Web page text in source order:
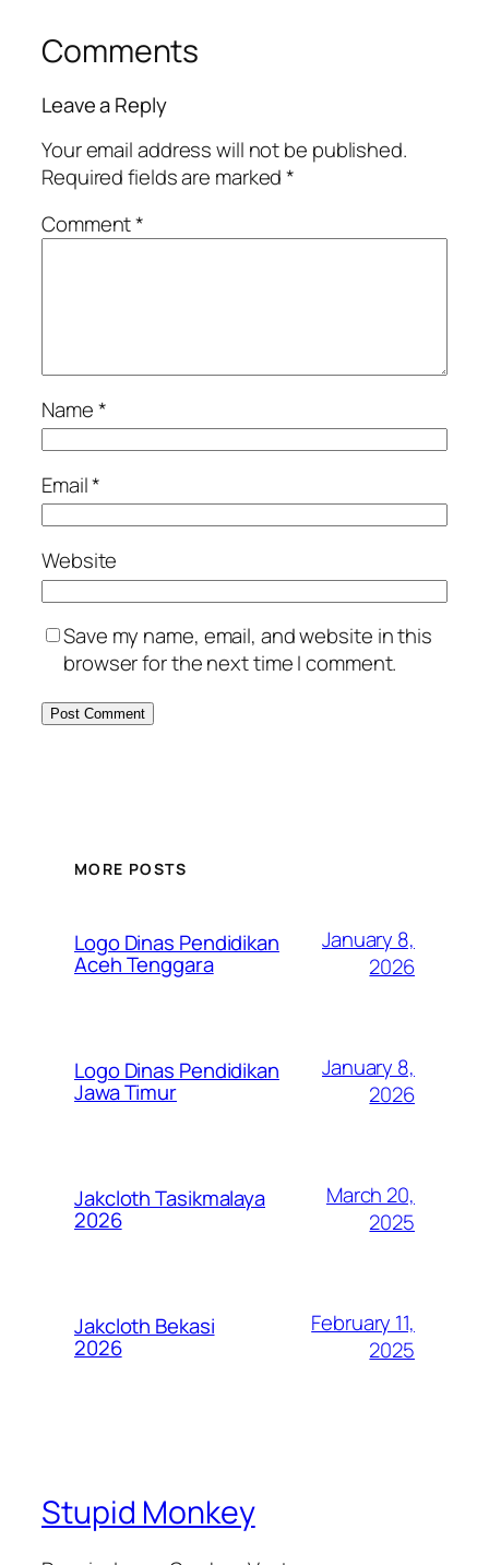
Comments
Leave a Reply
Your email address will not be published.
Required fields are marked*
Comment*
Name*
Email*
Website
Save my name, email, and website in this
browser for the next time I comment.
MORE POSTS
Logo Dinas Pendidikan
Aceh Tenggara
January 8,
2026
Logo Dinas Pendidikan
Jawa Timur
January 8,
2026
Jakcloth Tasikmalaya
2026
March 20,
2025
Jakcloth Bekasi
2026
February 11,
2025
Stupid Monkey